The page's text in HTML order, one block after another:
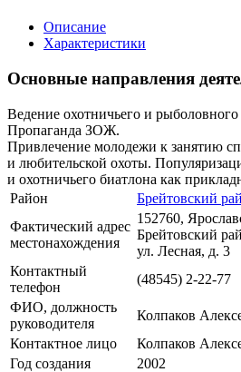
Описание
Характеристики
Основные направления
Ведение охотничьего и рыболовного
Пропаганда ЗОЖ.
Привлечение молодежи к занятию
и любительской охоты.
и охотничьего биатлона как
Район
Брейтовский
Фактический адрес
местонахождения
152760,
Брейтовский
ул. Лесная, д. 3
Контактный
телефон
(48545) 2-22-77
ФИО, должность
руководителя
Колпаков
Контактное лицо
Колпаков
Год создания
2002